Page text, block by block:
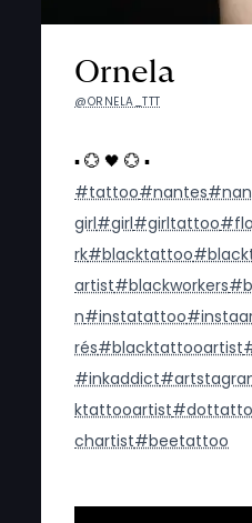
Ornela
@ORNELA_TTT
▪️ 💮 🖤 💮 ▪️
#tattoo#nantes
girl#girl#girltattoo
rk#blacktattoo
artist#blackworkers
n#instatattoo
rés#blacktattooartist
#inkaddict
ktattooartist
chartist#beetattoo